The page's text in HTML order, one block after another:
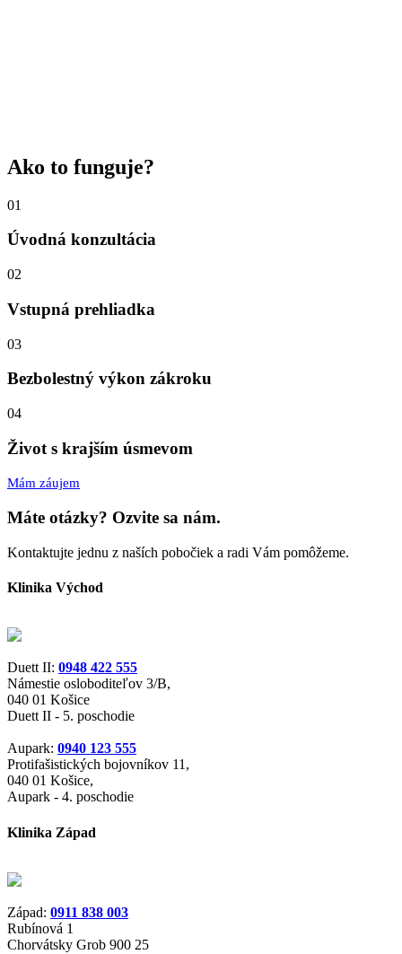
Ako to funguje?
01
Úvodná konzultácia
02
Vstupná prehliadka
03
Bezbolestný výkon zákroku
04
Život s krajším úsmevom
Mám záujem
Máte otázky? Ozvite sa nám.
Kontaktujte jednu z naších pobočiek a radi Vám pomôžeme.
Klinika Východ
Duett II: 0948 422 555
Námestie osloboditeľov 3/B,
040 01 Košice
Duett II - 5. poschodie
Aupark: 0940 123 555
Protifašistických bojovníkov 11,
040 01 Košice,
Aupark - 4. poschodie
Klinika Západ
Západ: 0911 838 003
Rubínová 1
Chorvátsky Grob 900 25